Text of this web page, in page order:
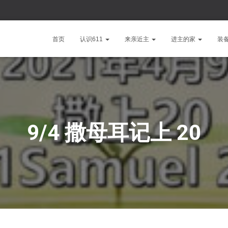
首页 认识611 来亲近主 进主的家 装
9/4 撒母耳记上 20